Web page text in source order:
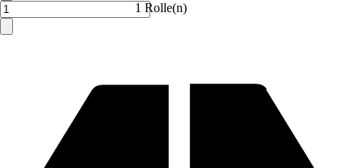
1 Rolle(n)